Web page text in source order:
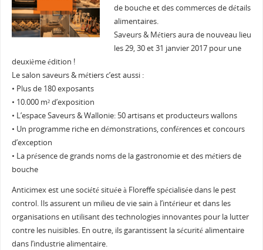
de bouche et des commerces de détails
alimentaires.
Saveurs & Métiers aura de nouveau lieu
les 29, 30 et 31 janvier 2017 pour une
deuxième édition !
Le salon saveurs & métiers c’est aussi :
• Plus de 180 exposants
• 10.000 m² d’exposition
• L’espace Saveurs & Wallonie: 50 artisans et producteurs wallons
• Un programme riche en démonstrations, conférences et concours
d’exception
• La présence de grands noms de la gastronomie et des métiers de
bouche
Anticimex est une société située à Floreffe spécialisée dans le pest
control. Ils assurent un milieu de vie sain à l’intérieur et dans les
organisations en utilisant des technologies innovantes pour la lutter
contre les nuisibles. En outre, ils garantissent la sécurité alimentaire
dans l’industrie alimentaire.